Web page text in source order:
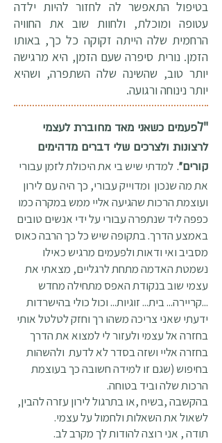
בטיפול התאפשר לה לחזור להיות ילדה
עטופה ומוכלת, ולחוות שוב את החוויה
הרחמית שלה הייתה זקוקה כל כך, באותו
הזמן. נורית סיפרה שעם הזמן, היא מרגישה
יותר טוב, שהשינה שלה השתפרה, ושהיא
יותר נינוחה ורגועה.
"לפעמים כשאני מאד מחוברת לעצמי
לרצונות ולצרכים שלי דברים מדהימים
קורים". למדתי שיש בי את היכולת לזמן עבורי
את מה שנכון ומדוייק עבורי, כך היה עם לירון
ועוצמת הרכות שהגיעה אליי ממש במקרה כמו
כפפה ליד שנתפרה עבורי על ידי אנשים טובים
באמצע הדרך. בתקופה שיש כל כך הרבה כאוס
מסביב ואי ודאות ולפעמים מרגיש כאילו
נשמטת האדמה מתחת לרגליים, מצאתי את
עצמי שוב בנקודת האפס מתחילה מחדש
...קריירה... בית... זוגיות... וכול כולי בהישרדות
ידעתי שאני צריכה משהו רך וחזק לטלטל אותי
בחזרה אל עצמי ולעזור לי למצוא את הדרך
בחזרה אליי ושזה בסדר לא לדעת ולהשהות
בחיפוש (שגם זו למידה חשובה כך בעוצמת
הרכות שלה וביד בטוחה.
בהקשבה ,בשיח ,או בתרגול לירון עזרה להבין,
לשאול את השאלות ולחמול על עצמי.
תודה , אני רוצה להודות לך מקרב לב.